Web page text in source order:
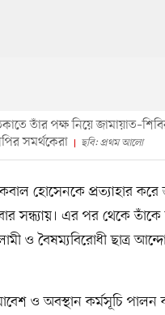
তাঁর পক্ষ নিয়ে
সমর্থকেরা
ছবি: প্রথম আলো
হোসেনকে প্রত্যাহার করে
সন্ধ্যায়। এর পর থেকে তাঁকে
ও বৈষম্যবিরোধী ছাত্র
ও অবস্থান কর্মসূচি